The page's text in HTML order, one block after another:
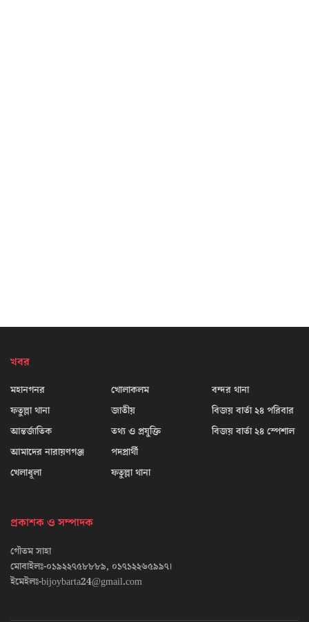
খবর
মহানগনর
ফতুল্লা থানা
আন্তর্জাতিক
আমাদের নারায়ণগঞ্জ
খেলাধূলা
খোলাকলম
জাতীয়
তথ্য ও প্রযুক্তি
পদপ্রার্থী
ফতুল্লা থানা
বন্দর থানা
বিজয় বার্তা ২৪ পরিবার
বিজয় বার্তা ২৪ স্পেশাল
প্রকাশক ও সম্পাদক
গৌতম সাহা
মোবাইলঃ-০১৯২২৭৫৮৮৮৯, ০১৭১২২৬৫৯৯৭।
ইমেইলঃ-bijoybarta24@gmail.com